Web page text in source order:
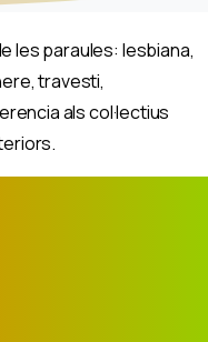
les paraules: lesbiana,
travesti,
als col·lectius